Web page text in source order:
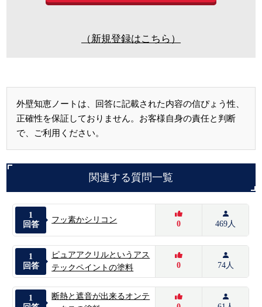
（新規登録はこちら）
外壁知恵ノートは、回答に記載された内容の信ぴょう性、
正確性を保証しておりません。お客様自身の責任と判断
で、ご利用ください。
関連する質問一覧
1
回答
フッ素かシリコン 0 469人
1
回答
ピュアアクリルというアス
テックペイントの塗料
0 74人
1
断熱と遮音が出来るオンテ